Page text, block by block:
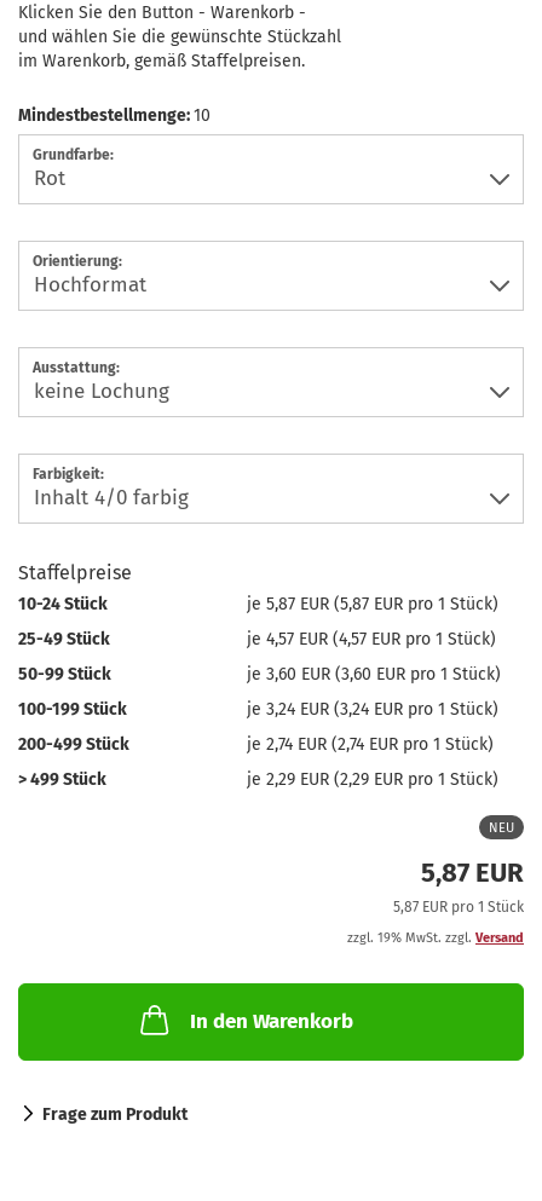
Klicken Sie den Button - Warenkorb -
und wählen Sie die gewünschte Stückzahl
im Warenkorb, gemäß Staffelpreisen.
Mindestbestellmenge:10
Grundfarbe:
Orientierung:
Ausstattung:
Farbigkeit:
Staffelpreise
10-24 Stück
je 5,87 EUR (5,87 EUR pro 1 Stück)
25-49 Stück
je 4,57 EUR (4,57 EUR pro 1 Stück)
50-99 Stück
je 3,60 EUR (3,60 EUR pro 1 Stück)
100-199 Stück
je 3,24 EUR (3,24 EUR pro 1 Stück)
200-499 Stück
je 2,74 EUR (2,74 EUR pro 1 Stück)
> 499 Stück
je 2,29 EUR (2,29 EUR pro 1 Stück)
NEU
5,87 EUR
5,87 EUR pro 1 Stück
zzgl. 19% MwSt. zzgl. Versand
In den Warenkorb
Frage zum Produkt